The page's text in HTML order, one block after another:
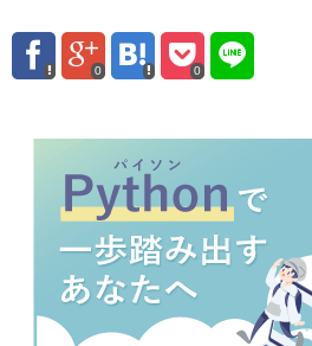
0 0